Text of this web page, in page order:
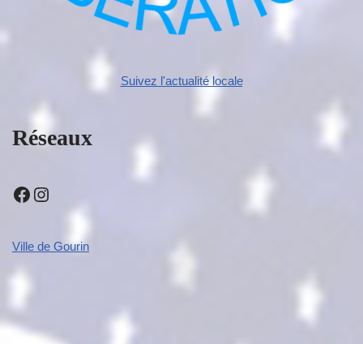
Suivez l'actualité locale
Réseaux
Ville de Gourin